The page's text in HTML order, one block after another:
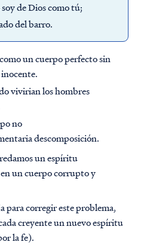
de Dios como tú;
del barro.
un cuerpo perfecto sin
vivirian los hombres
no
descomposición.
un espíritu
un cuerpo corrupto y
para corregir este problema,
creyente un nuevo espíritu
la fe).